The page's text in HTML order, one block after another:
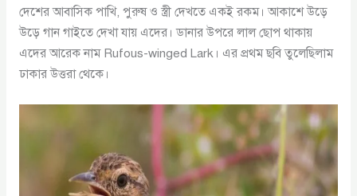
দেশের আবাসিক পাখি, পুরুষ ও স্ত্রী দেখতে একই রকম। আকাশে উড়ে
উড়ে গান গাইতে দেখা যায় এদের। ডানার উপরে লাল ছোপ থাকায়
এদের আরেক নাম Rufous-winged Lark। এর প্রথম ছবি তুলেছিলাম
ঢাকার উত্তরা থেকে।